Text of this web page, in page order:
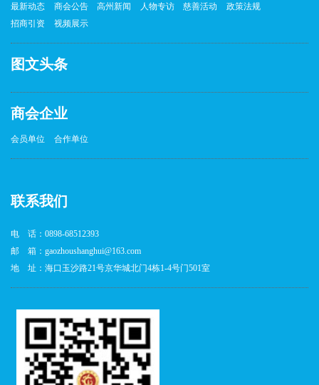
最新动态 商会公告 高州新闻 人物专访 慈善活动
政策法规
招商引资
视频展示
图文头条
商会企业
会员单位 合作单位
联系我们
电 话：0898-68512393
邮 箱：gaozhoushanghui@163.com
地 址：海口玉沙路21号京华城北门4栋1-4号门501室